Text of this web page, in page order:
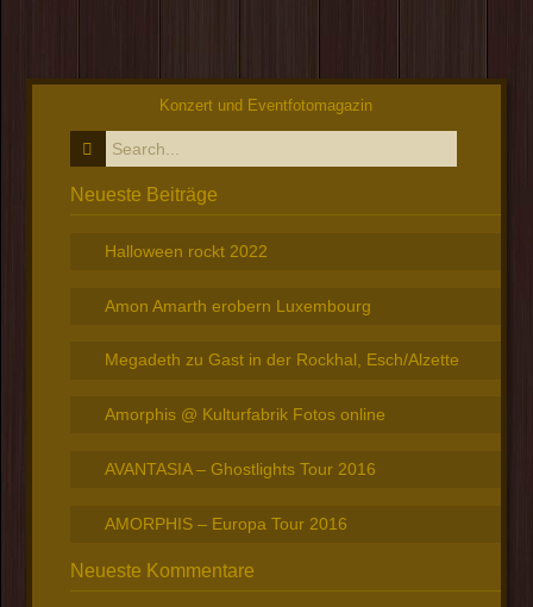
Konzert und Eventfotomagazin
Neueste Beiträge
Halloween rockt 2022
Amon Amarth erobern Luxembourg
Megadeth zu Gast in der Rockhal, Esch/Alzette
Amorphis @ Kulturfabrik Fotos online
AVANTASIA – Ghostlights Tour 2016
AMORPHIS – Europa Tour 2016
Neueste Kommentare